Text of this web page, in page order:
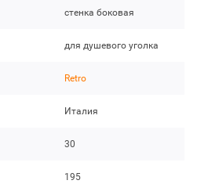
стенка боковая
для душевого уголка
Retro
Италия
30
195